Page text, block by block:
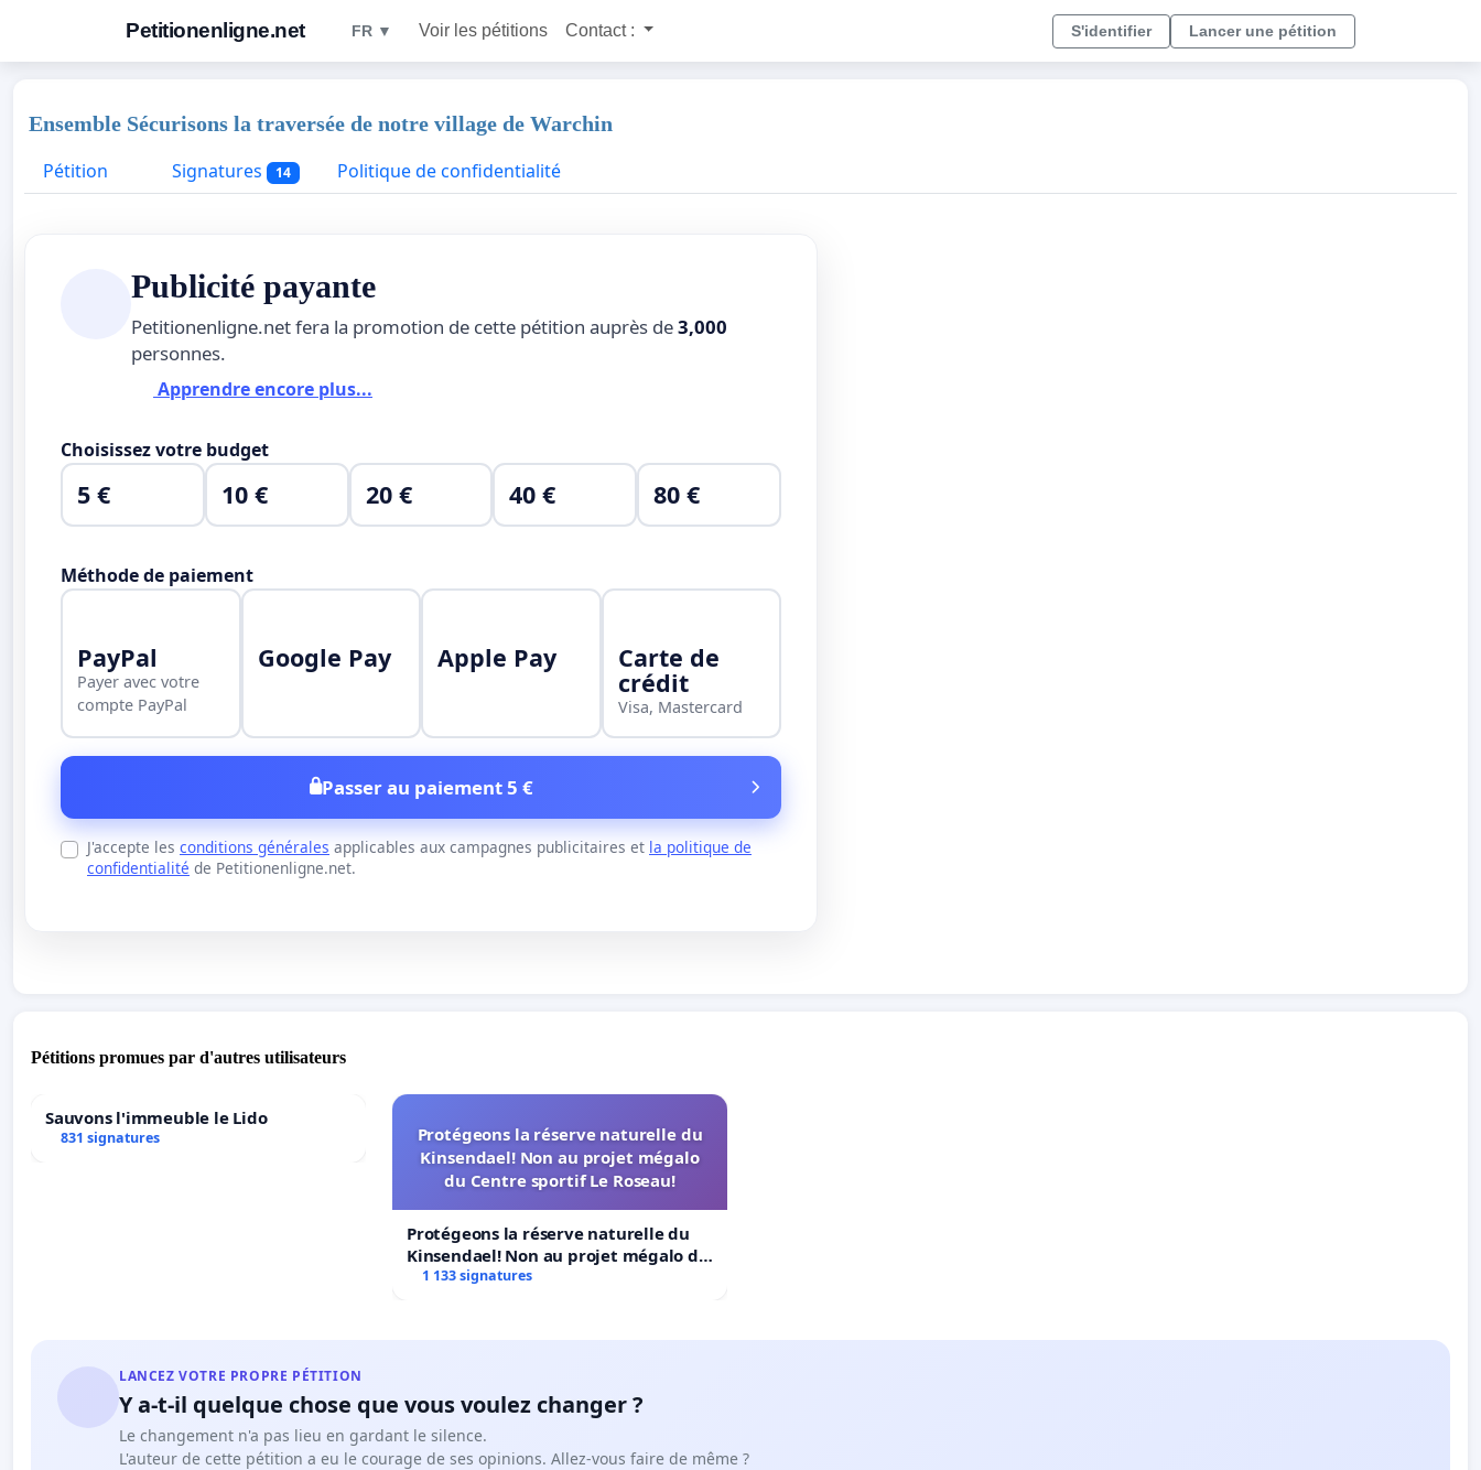
Petitionenligne.net FR ▼ Voir les pétitions Contact : S'identifier Lancer une pétition
Ensemble Sécurisons la traversée de notre village de Warchin
Pétition
Signatures 14 Politique de confidentialité
Publicité payante
Petitionenligne.net fera la promotion de cette pétition auprès de3,000
personnes.
Apprendre encore plus...
Choisissez votre budget
5 € 10 € 20 € 40 € 80 €
Méthode de paiement
PayPal
Payer avec votre
compte PayPal
Google Pay Apple Pay Carte de
crédit
Visa, Mastercard
Passer au paiement 5 €
J'accepte les conditions générales applicables aux campagnes publicitaires et la politique de
confidentialité de Petitionenligne.net.
Pétitions promues par d'autres utilisateurs
Sauvons l'immeuble le Lido
831 signatures
Protégeons la réserve naturelle du
Kinsendael! Non au projet mégalo
du Centre sportif Le Roseau!
Protégeons la réserve naturelle du
Kinsendael! Non au projet mégalo du
Centre sportif Le Roseau!
1 133 signatures
LANCEZ VOTRE PROPRE PÉTITION
Y a-t-il quelque chose que vous voulez changer ?
Le changement n'a pas lieu en gardant le silence.
L'auteur de cette pétition a eu le courage de ses opinions. Allez-vous faire de même ?